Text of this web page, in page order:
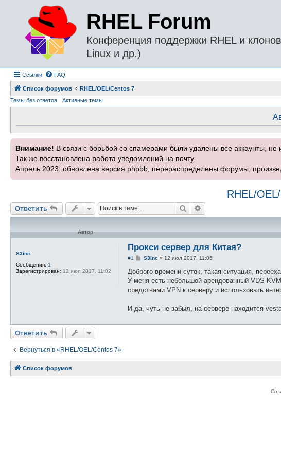
RHEL Forum
Конференция поддержки RHEL и
Linux и др.)
Ссылки FAQ
Список форумов
RHEL/OEL/Centos 7
Темы без ответов
Активные темы
Внимание! В связи с борьбой со спамерами были удалены все аккаунты,
Так же восстановлена работа уведомлений на почту.
Апрель 2023: обновлена версия phpbb, перераспределены форумы,
RHEL/
Ответить Поиск
Автор
S3inc
Сообщения: 1
Зарегистрирован: 12 июл 2017, 11:02
Прокси сервер для Китая?
#1
С
о
щ
е
н
е
S3inc » 12 июл 2017, 11:05
Доброго времени суток, такая ситуация,
У меня есть небольшой арендованный VDS-
средствами VPN к серверу и использовать
И да, чуть не забыл, на сервере находится
Ответить
Вернуться в «RHEL/OEL/Centos 7»
Список форумов